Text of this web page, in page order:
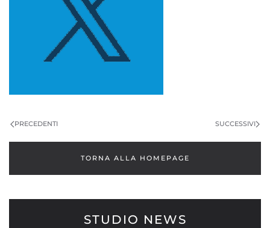
PRECEDENTI SUCCESSIVI
TORNA ALLA HOMEPAGE
STUDIO NEWS